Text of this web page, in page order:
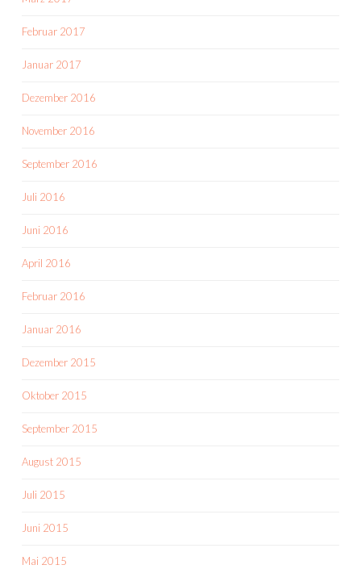
Februar 2017
Januar 2017
Dezember 2016
November 2016
September 2016
Juli 2016
Juni 2016
April 2016
Februar 2016
Januar 2016
Dezember 2015
Oktober 2015
September 2015
August 2015
Juli 2015
Juni 2015
Mai 2015